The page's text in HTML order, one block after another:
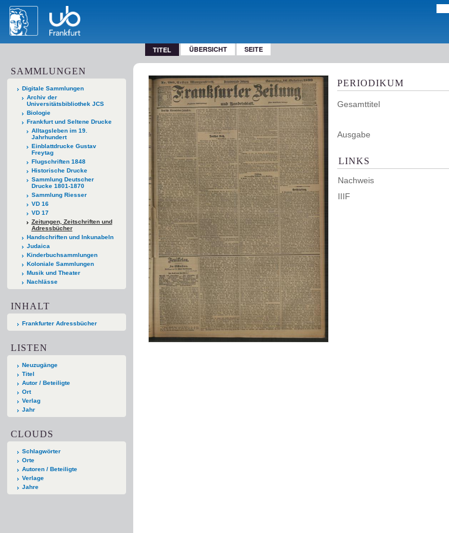
TITEL ÜBERSICHT SEITE
SAMMLUNGEN
Digitale Sammlungen
Archiv der
Universitätsbibliothek JCS
Biologie
Frankfurt und Seltene Drucke
Alltagsleben im 19.
Jahrhundert
Einblattdrucke Gustav
Freytag
Flugschriften 1848
Historische Drucke
Sammlung Deutscher
Drucke 1801-1870
Sammlung Riesser
VD 16
VD 17
Zeitungen, Zeitschriften und
Adressbücher
Handschriften und Inkunabeln
Judaica
Kinderbuchsammlungen
Koloniale Sammlungen
Musik und Theater
Nachlässe
INHALT
Frankfurter Adressbücher
LISTEN
Neuzugänge
Titel
Autor / Beteiligte
Ort
Verlag
Jahr
CLOUDS
Schlagwörter
Orte
Autoren / Beteiligte
Verlage
Jahre
PERIODIKUM
Gesamttitel
Ausgabe
LINKS
Nachweis
IIIF